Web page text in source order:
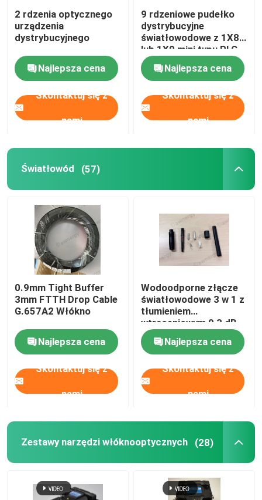
2 rdzenia optycznego
urządzenia
dystrybucyjnego
Najlepsza cena
Skontaktuj się z
nami
9 rdzeniowe pudełko
dystrybucyjne
światłowodowe z 1X8
lub 1X9 mini typu PLC
Splitter
Najlepsza cena
Skontaktuj się z
nami
Światłowód (57)
0.9mm Tight Buffer
3mm FTTH Drop Cable
G.657A2 Włókno
Najlepsza cena
Skontaktuj się z
nami
Wodoodporne złącze
światłowodowe 3 w 1 z
tłumieniem
wtrąceniowym 0,3 dB
Najlepsza cena
Skontaktuj się z
nami
Zestawy narzędzi włóknooptycznych (28)